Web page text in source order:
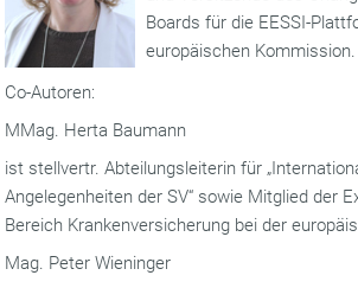
Boards für die EESSI-
europäischen Kommission.
Co-Autoren:
MMag. Herta Baumann
ist stellvertr. Abteilungsleiterin für
Angelegenheiten der SV“ sowie Mitglied der
Bereich Krankenversicherung bei der
Mag. Peter Wieninger